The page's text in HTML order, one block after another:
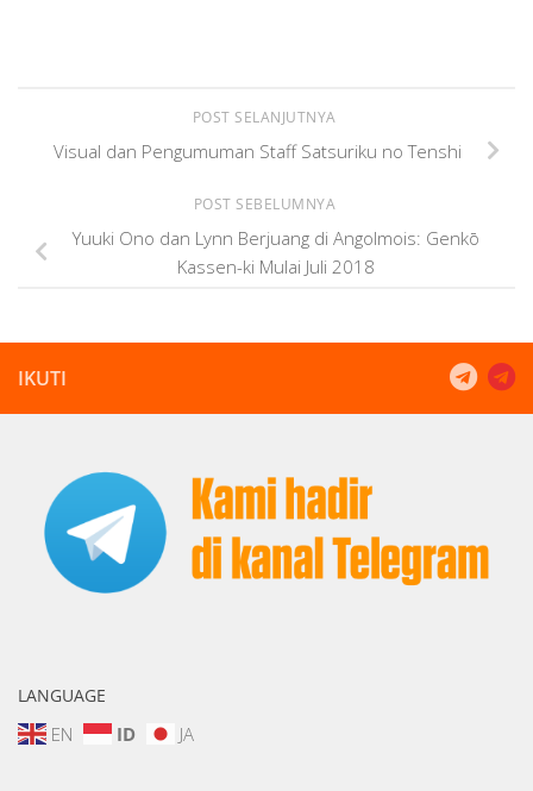
POST SELANJUTNYA
Visual dan Pengumuman Staff Satsuriku no Tenshi
POST SEBELUMNYA
Yuuki Ono dan Lynn Berjuang di Angolmois: Genkō
Kassen-ki Mulai Juli 2018
IKUTI
LANGUAGE
EN ID JA